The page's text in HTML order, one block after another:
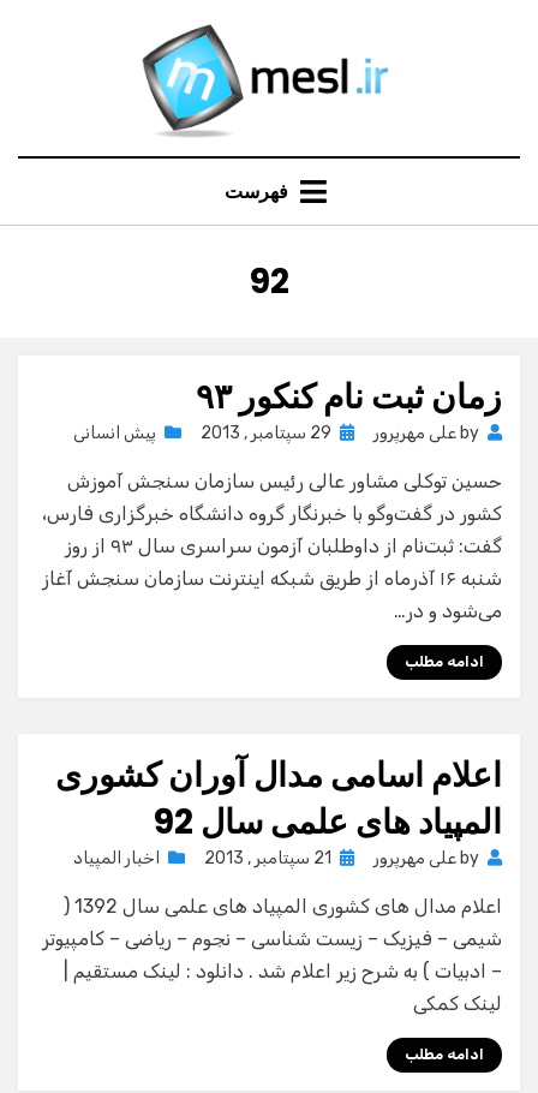
فهرست
برچسب
:
92
زمان ثبت نام کنکور ٩٣
by علی مهرپرور
Posted
29 سپتامبر , 2013 پیش انسانی
حسین توکلی مشاور عالی رئیس سازمان سنجش آموزش
کشور در گفت‌وگو با خبرنگار گروه دانشگاه خبرگزاری فارس،
گفت: ثبت‌نام از داوطلبان آزمون سراسری سال ۹۳ از روز
شنبه ۱۶ آذرماه از طریق شبکه اینترنت سازمان سنجش آغاز
می‌شود و در…
ادامه مطلب
اعلام اسامی مدال آوران کشوری
المپیاد های علمی سال 92
by علی مهرپرور
Posted
21 سپتامبر , 2013 اخبار المپیاد
اعلام مدال های کشوری المپیاد های علمی سال 1392 (
شیمی – فیزیک – زیست شناسی – نجوم – ریاضی – کامپیوتر
– ادبیات ) به شرح زیر اعلام شد . دانلود : لینک مستقیم |
لینک کمکی
ادامه مطلب